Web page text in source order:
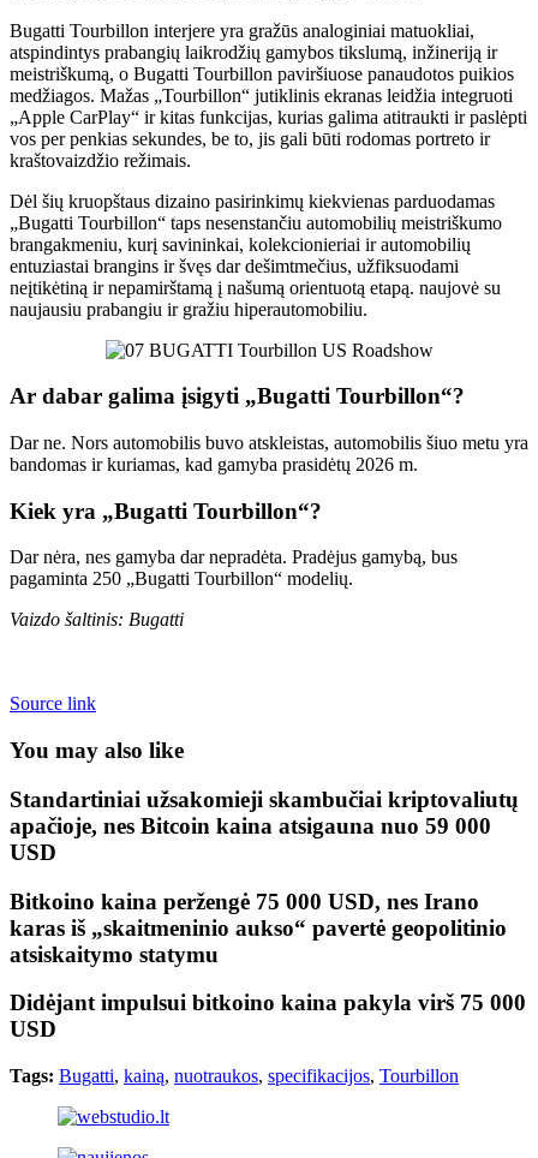
Bugatti Tourbillon interjere yra gražūs analoginiai matuokliai,
atspindintys prabangių laikrodžių gamybos tikslumą, inžineriją ir
meistriškumą, o Bugatti Tourbillon paviršiuose panaudotos puikios
medžiagos. Mažas „Tourbillon“ jutiklinis ekranas leidžia integruoti
„Apple CarPlay“ ir kitas funkcijas, kurias galima atitraukti ir paslėpti
vos per penkias sekundes, be to, jis gali būti rodomas portreto ir
kraštovaizdžio režimais.
Dėl šių kruopštaus dizaino pasirinkimų kiekvienas parduodamas
„Bugatti Tourbillon“ taps nesenstančiu automobilių meistriškumo
brangakmeniu, kurį savininkai, kolekcionieriai ir automobilių
entuziastai brangins ir švęs dar dešimtmečius, užfiksuodami
neįtikėtiną ir nepamirštamą į našumą orientuotą etapą. naujovė su
naujausiu prabangiu ir gražiu hiperautomobiliu.
Ar dabar galima įsigyti „Bugatti Tourbillon“?
Dar ne. Nors automobilis buvo atskleistas, automobilis šiuo metu yra
bandomas ir kuriamas, kad gamyba prasidėtų 2026 m.
Kiek yra „Bugatti Tourbillon“?
Dar nėra, nes gamyba dar nepradėta. Pradėjus gamybą, bus
pagaminta 250 „Bugatti Tourbillon“ modelių.
Vaizdo šaltinis: Bugatti
Source link
You may also like
Standartiniai užsakomieji skambučiai kriptovaliutų
apačioje, nes Bitcoin kaina atsigauna nuo 59 000
USD
Bitkoino kaina peržengė 75 000 USD, nes Irano
karas iš „skaitmeninio aukso“ pavertė geopolitinio
atsiskaitymo statymu
Didėjant impulsui bitkoino kaina pakyla virš 75 000
USD
Tags: Bugatti, kainą, nuotraukos, specifikacijos, Tourbillon